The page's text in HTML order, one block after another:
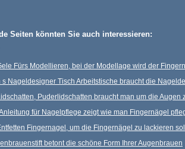
Seiten könnten Sie auch interessieren:
Fürs Modellieren, bei der Modellage wird der
s Nageldesigner Tisch Arbeitstische braucht die
Puderlidschatten braucht man um die Augen
für Nagelpflege zeigt wie man Fingernägel
Fingernagel, um die Fingernägel zu lackieren
betont die schöne Form Ihrer Augenbrauen